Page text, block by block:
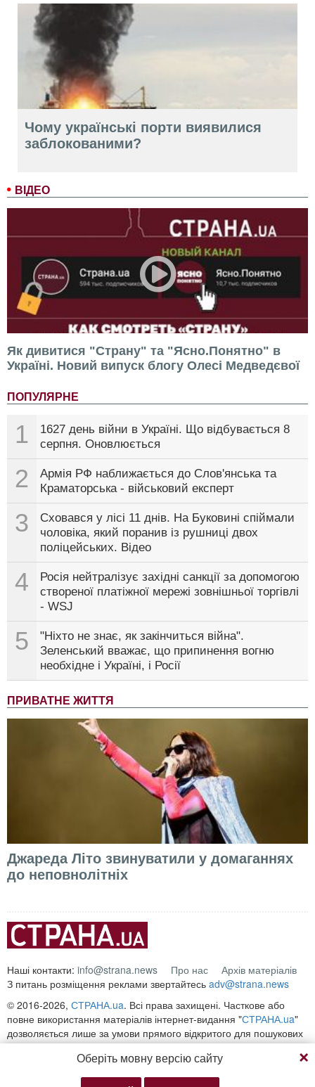
ВІДЕО
Як дивитися "Страну" та "Ясно.Понятно" в
Україні. Новий випуск блогу Олесі Медведєвої
ПОПУЛЯРНЕ
1
1627 день війни в Україні. Що відбувається 8
серпня. Оновлюється
2
Армія РФ наближається до Слов'янська та
Краматорська - військовий експерт
3
Сховався у лісі 11 днів. На Буковині спіймали
чоловіка, який поранив із рушниці двох
поліцейських. Відео
4
Росія нейтралізує західні санкції за допомогою
створеної платіжної мережі зовнішньої торгівлі
- WSJ
5
"Ніхто не знає, як закінчиться війна".
Зеленський вважає, що припинення вогню
необхідне і Україні, і Росії
ПРИВАТНЕ ЖИТТЯ
Джареда Літо звинуватили у домаганнях
до неповнолітніх
Чому українські порти виявилися
заблокованими?
Наші контакти: info@strana.news Про нас
Архів матеріалів
З питань розміщення реклами звертайтесь adv@strana.news
© 2016-2026, СТРАНА.ua. Всі права захищені. Часткове або
повне використання матеріалів інтернет-видання "СТРАНА.ua"
дозволяється лише за умови прямого відкритого для пошукових
систем гіперпосилання на безпосередню адресу матеріалу на
Будь-яке копіювання, публікація, передрук чи відтворення
Оберіть мовну версію сайту